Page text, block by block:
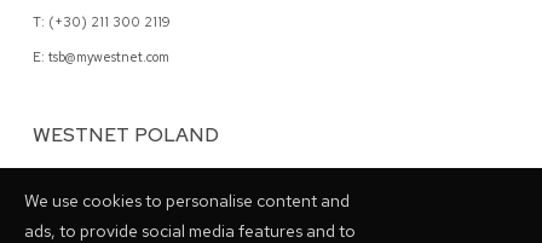
T: (+30) 211 300 2119
E: tsb@mywestnet.com
WESTNET POLAND
T: (+48) 798 028048
We use cookies to personalise content and
ads, to provide social media features and to